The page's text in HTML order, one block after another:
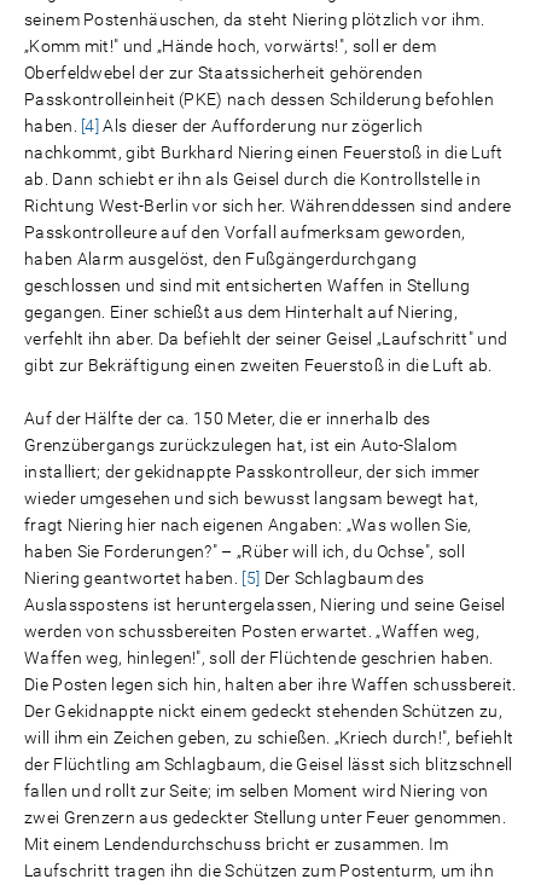
seinem Postenhäuschen, da steht Niering plötzlich vor ihm.
„Komm mit!" und „Hände hoch, vorwärts!", soll er dem
Oberfeldwebel der zur Staatssicherheit gehörenden
Passkontrolleinheit (PKE) nach dessen Schilderung befohlen
haben. [4]Als dieser der Aufforderung nur zögerlich
nachkommt, gibt Burkhard Niering einen Feuerstoß in die Luft
ab. Dann schiebt er ihn als Geisel durch die Kontrollstelle in
Richtung West-Berlin vor sich her. Währenddessen sind andere
Passkontrolleure auf den Vorfall aufmerksam geworden,
haben Alarm ausgelöst, den Fußgängerdurchgang
geschlossen und sind mit entsicherten Waffen in Stellung
gegangen. Einer schießt aus dem Hinterhalt auf Niering,
verfehlt ihn aber. Da befiehlt der seiner Geisel „Laufschritt" und
gibt zur Bekräftigung einen zweiten Feuerstoß in die Luft ab.
Auf der Hälfte der ca. 150 Meter, die er innerhalb des
Grenzübergangs zurückzulegen hat, ist ein Auto-Slalom
installiert; der gekidnappte Passkontrolleur, der sich immer
wieder umgesehen und sich bewusst langsam bewegt hat,
fragt Niering hier nach eigenen Angaben: „Was wollen Sie,
haben Sie Forderungen?" – „Rüber will ich, du Ochse", soll
Niering geantwortet haben. [5] Der Schlagbaum des
Auslasspostens ist heruntergelassen, Niering und seine Geisel
werden von schussbereiten Posten erwartet. „Waffen weg,
Waffen weg, hinlegen!", soll der Flüchtende geschrien haben.
Die Posten legen sich hin, halten aber ihre Waffen schussbereit.
Der Gekidnappte nickt einem gedeckt stehenden Schützen zu,
will ihm ein Zeichen geben, zu schießen. „Kriech durch!", befiehlt
der Flüchtling am Schlagbaum, die Geisel lässt sich blitzschnell
fallen und rollt zur Seite; im selben Moment wird Niering von
zwei Grenzern aus gedeckter Stellung unter Feuer genommen.
Mit einem Lendendurchschuss bricht er zusammen. Im
Laufschritt tragen ihn die Schützen zum Postenturm, um ihn